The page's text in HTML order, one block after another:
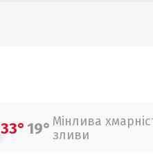
33°19° Мінлива
зливи